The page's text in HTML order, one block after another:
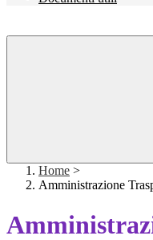
Home >
Amministrazione